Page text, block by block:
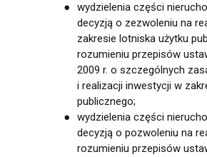
wydzielenia części
decyzją o zezwoleniu na
zakresie lotniska użytku
rozumieniu przepisów
2009 r. o szczególnych
i realizacji inwestycji w
publicznego;
wydzielenia części
decyzją o pozwoleniu na
rozumieniu przepisów